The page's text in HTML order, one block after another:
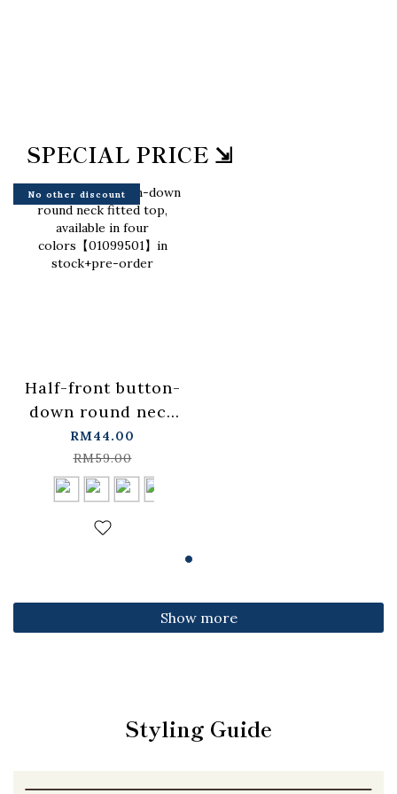
SPECIAL PRICE ⇲
No other discount
Half-front button-
down round neck
fitted top,
available in four
colors【01099501】
in stock+pre-order
RM44.00
RM59.00
Show more
Styling Guide